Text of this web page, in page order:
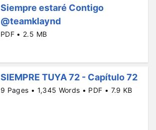
Siempre estaré Contigo
@teamklaynd
PDF • 2.5 MB
SIEMPRE TUYA 72 - Capítulo 72
9 Pages • 1,345 Words • PDF • 7.9 KB